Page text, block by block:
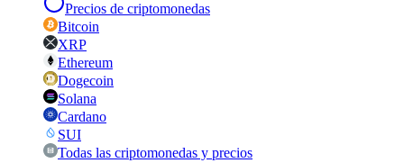
Precios de criptomonedas
Bitcoin
XRP
Ethereum
Dogecoin
Solana
Cardano
SUI
Todas las criptomonedas y precios